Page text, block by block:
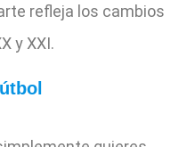
refleja los cambios
y XXI.